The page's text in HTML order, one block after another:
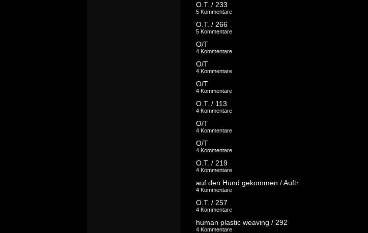
O.T. / 233
5 Kommentare
O.T. / 266
5 Kommentare
O/T
4 Kommentare
O/T
4 Kommentare
O/T
4 Kommentare
O.T. / 113
4 Kommentare
O/T
4 Kommentare
O/T
4 Kommentare
O.T. / 219
4 Kommentare
auf den Hund gekommen / Auftragsarbeit / 251
4 Kommentare
O.T. / 257
4 Kommentare
human plastic weaving / 292
4 Kommentare